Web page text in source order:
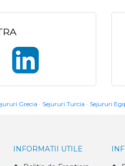
Grecia Sejururi Turcia Sejururi
INFORMATII UTILE